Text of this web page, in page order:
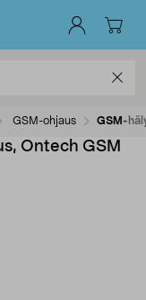
GSM-ohjaus GSM-
Ontech GSM